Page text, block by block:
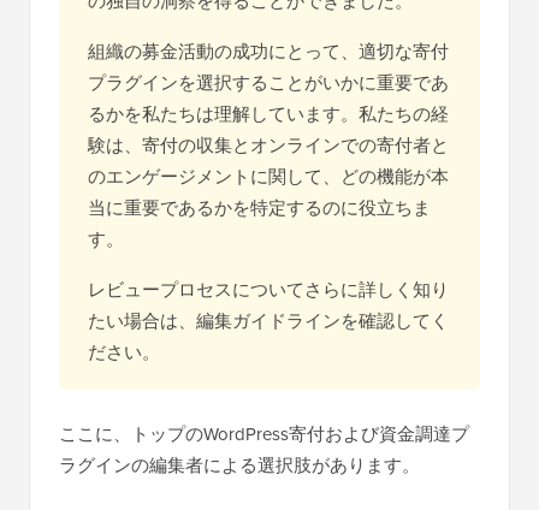
組織の募金活動の成功にとって、適切な寄付
プラグインを選択することがいかに重要であ
るかを私たちは理解しています。私たちの経
験は、寄付の収集とオンラインでの寄付者と
のエンゲージメントに関して、どの機能が本
当に重要であるかを特定するのに役立ちま
す。
レビュープロセスについてさらに詳しく知り
たい場合は、編集ガイドラインを確認してく
ださい。
ここに、トップのWordPress寄付および資金調達プ
ラグインの編集者による選択肢があります。